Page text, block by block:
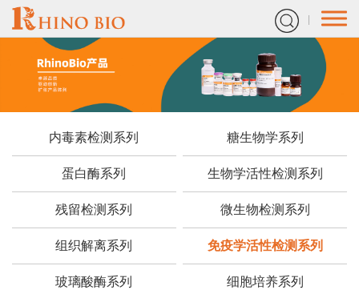
内毒素检测系列 糖生物学系列
蛋白酶系列 生物学活性检测系列
残留检测系列 微生物检测系列
组织解离系列 免疫学活性检测系列
玻璃酸酶系列 细胞培养系列